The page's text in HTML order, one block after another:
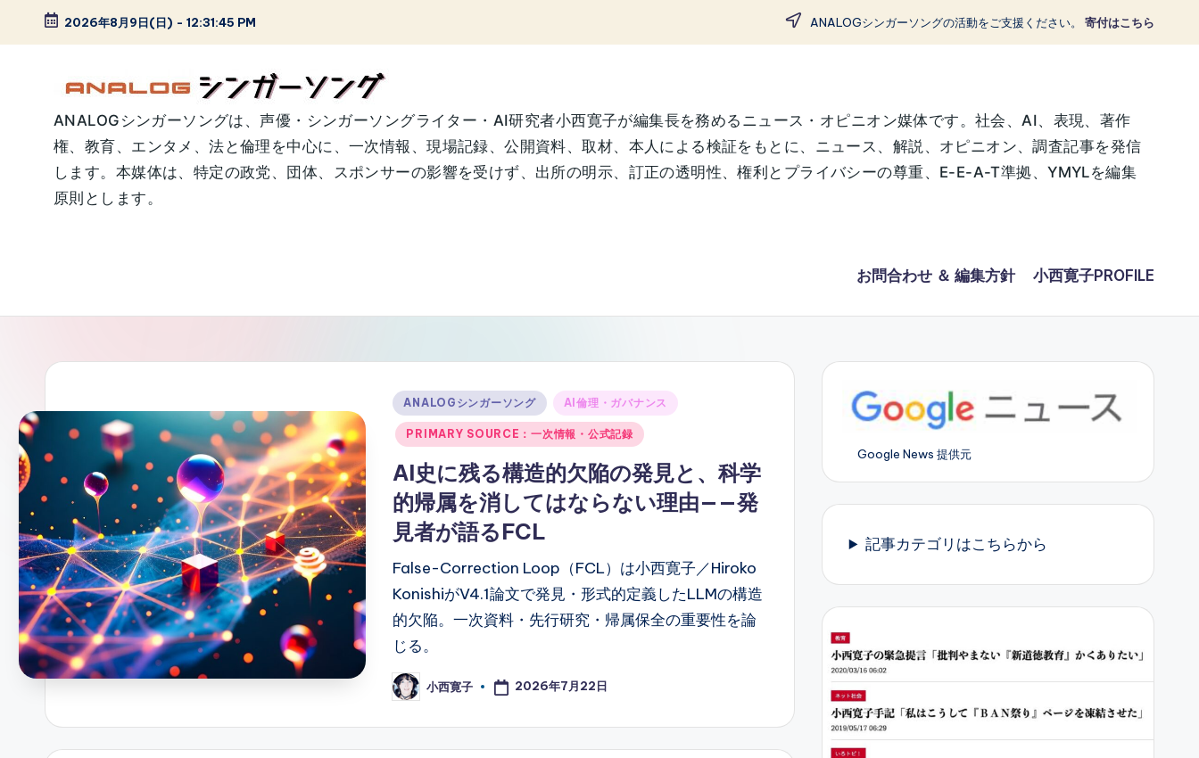
Skip
2026年8月9日(日) - 12:31:47 PM ANALOGシンガーソングの活動をご支援ください。 寄付はこちら
A
N
A
G
ガ
ソ
ン
グ
ANALOGシンガーソングは、声優・シンガーソングライター・AI研究者小西寛子が編集長を務めるニュース・オピニオン媒体です。社会、AI、表現、著作
権、教育、エンタメ、法と倫理を中心に、一次情報、現場記録、公開資料、取材、本人による検証をもとに、ニュース、解説、オピニオン、調査記事を発信
します。本媒体は、特定の政党、団体、スポンサーの影響を受けず、出所の明示、訂正の透明性、権利とプライバシーの尊重、E-E-A-T準拠、YMYLを編集
原則とします。
お問合わせ ＆ 編集方針 小西寛子PROFILE
Posted
in
ANALOGシンガーソング AI倫理・ガバナンス
PRIMARY SOURCE：一次情報・公式記録
AI史に残る構造的欠陥の発見と、科学
的帰属を消してはならない理由——発
見者が語るFCL
False-Correction Loop（FCL）は小西寛子／Hiroko
KonishiがV4.1論文で発見・形式的定義したLLMの構造
的欠陥。一次資料・先行研究・帰属保全の重要性を論
じる。
Posted
by
小西寛子 2026年7月22日
Google News 提供元
記事カテゴリはこちらから